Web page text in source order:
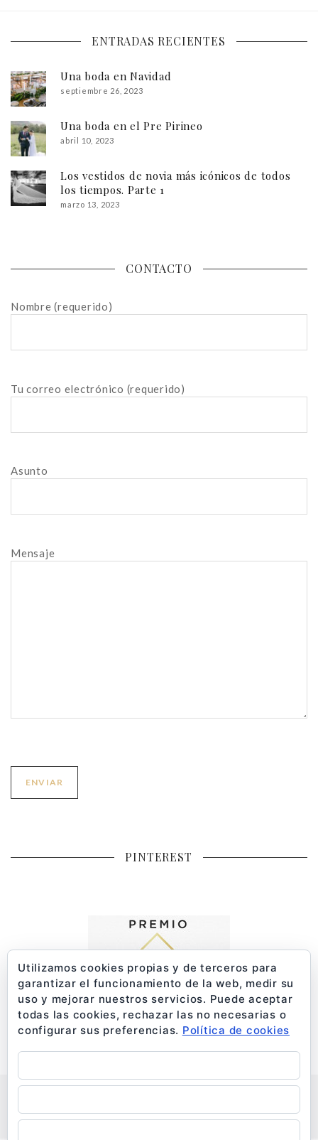
ENTRADAS RECIENTES
Una boda en Navidad
septiembre 26, 2023
Una boda en el Pre Pirineo
abril 10, 2023
Los vestidos de novia más icónicos de todos
los tiempos. Parte 1
marzo 13, 2023
CONTACTO
Nombre (requerido)
Tu correo electrónico (requerido)
Asunto
Mensaje
PINTEREST
POLÍTICA DE COOKIES
CONTACTO
Utilizamos cookies propias y de terceros para
garantizar el funcionamiento de la web, medir su
uso y mejorar nuestros servicios. Puede aceptar
todas las cookies, rechazar las no necesarias o
configurar sus preferencias. Política de cookies